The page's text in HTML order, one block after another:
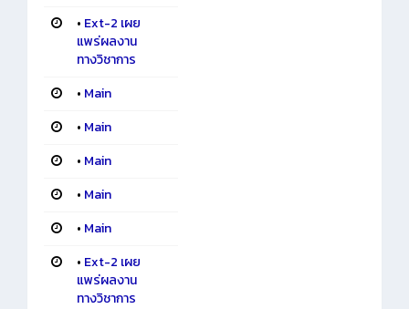
• Ext-2 เผย
แพร่ผลงาน
ทางวิชาการ
• Main
• Main
• Main
• Main
• Main
• Ext-2 เผย
แพร่ผลงาน
ทางวิชาการ